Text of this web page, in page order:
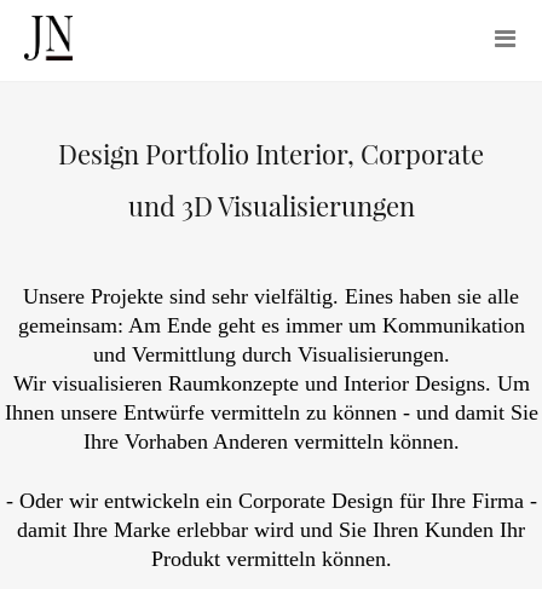
Design Portfolio Interior, Corporate
und 3D Visualisierungen
Unsere Projekte sind sehr vielfältig. Eines haben sie alle
gemeinsam: Am Ende geht es immer um Kommunikation
und Vermittlung durch Visualisierungen.
Wir visualisieren Raumkonzepte und Interior Designs. Um
Ihnen unsere Entwürfe vermitteln zu können - und damit Sie
Ihre Vorhaben Anderen vermitteln können.
- Oder wir entwickeln ein Corporate Design für Ihre Firma -
damit Ihre Marke erlebbar wird und Sie Ihren Kunden Ihr
Produkt vermitteln können.